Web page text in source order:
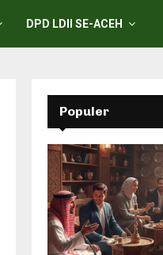
DPD LDII SE-ACEH
Populer